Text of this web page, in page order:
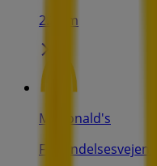
2.3 km
McDonald's
Forbindelsesvejen